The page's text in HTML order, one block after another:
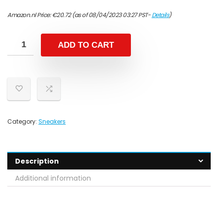
Amazon.nl Price:€20.72(as of 08/04/2023 03:27 PST-Details)
ADD TO CART
Category: Sneakers
Description
Additional information